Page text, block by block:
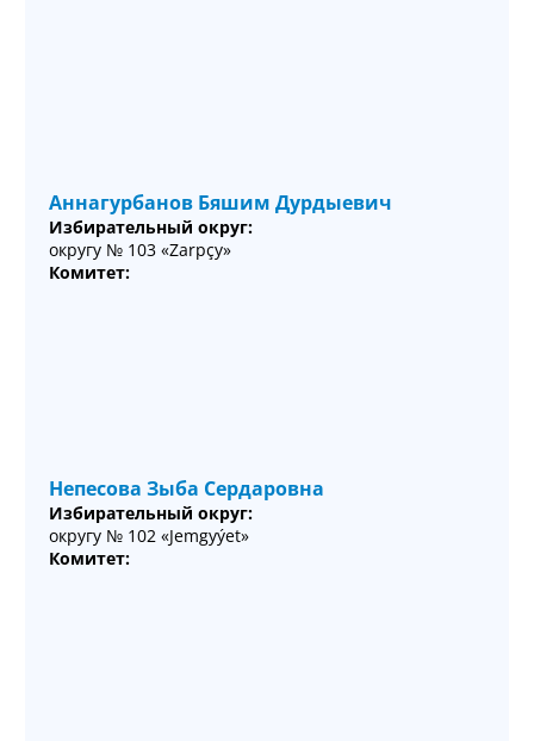
Аннагурбанов Бяшим Дурдыевич
Избирательный округ:
округу № 103 «Zarpçy»
Комитет:
Непесова Зыба Сердаровна
Избирательный округ:
округу № 102 «Jemgyýet»
Комитет: